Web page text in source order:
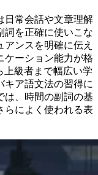
日常会話や文章理解
詞を正確に使いこな
ンスを明確に伝え
ケーション能力が格
上級者まで幅広い学
キア語文法の習得に
は、時間の副詞の基
らによく使われる表